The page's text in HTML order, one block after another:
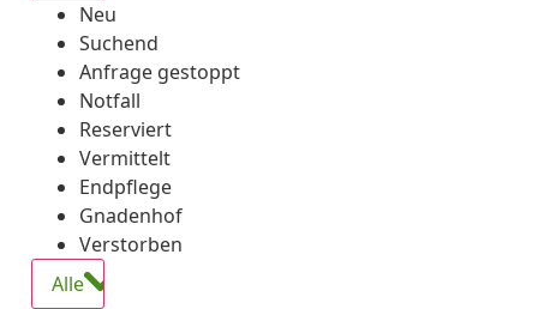
Neu
Suchend
Anfrage gestoppt
Notfall
Reserviert
Vermittelt
Endpflege
Gnadenhof
Verstorben
Alle